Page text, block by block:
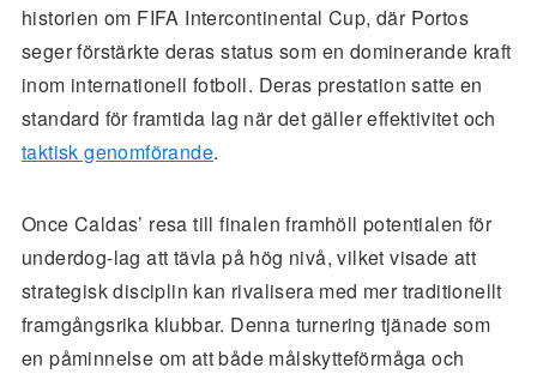
historien om FIFA Intercontinental Cup, där Portos
seger förstärkte deras status som en dominerande kraft
inom internationell fotboll. Deras prestation satte en
standard för framtida lag när det gäller effektivitet och
taktisk genomförande.
Once Caldas’ resa till finalen framhöll potentialen för
underdog-lag att tävla på hög nivå, vilket visade att
strategisk disciplin kan rivalisera med mer traditionellt
framgångsrika klubbar. Denna turnering tjänade som
en påminnelse om att både målskytteförmåga och